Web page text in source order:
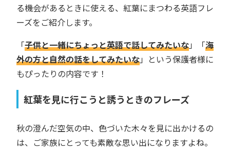
る機会があるときに使える、紅葉にまつわる英語フレ
ーズをご紹介します。
「子供と一緒にちょっと英語で話してみたいな」「海
外の方と自然の話をしてみたいな」という保護者様に
もぴったりの内容です！
紅葉を見に行こうと誘うときのフレーズ
秋の澄んだ空気の中、色づいた木々を見に出かけるの
は、ご家族にとっても素敵な思い出になりますよね。